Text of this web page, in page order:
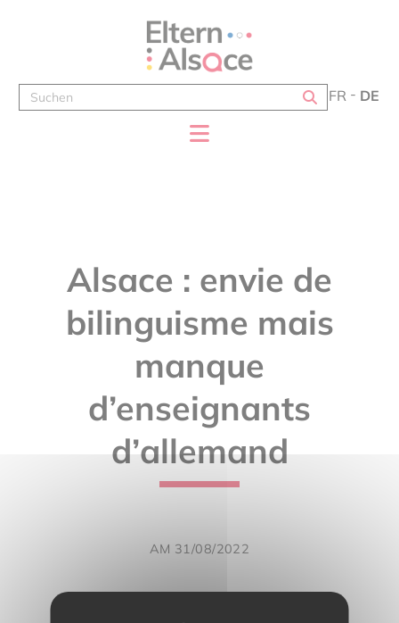
FR DE
Alsace : envie de
bilinguisme mais
manque
d’enseignants
d’allemand
AM 31/08/2022